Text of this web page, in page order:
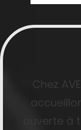
Chez
ouverte à